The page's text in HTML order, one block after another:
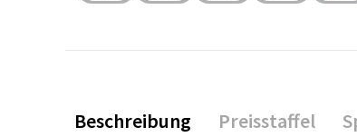
Beschreibung Preisstaffel